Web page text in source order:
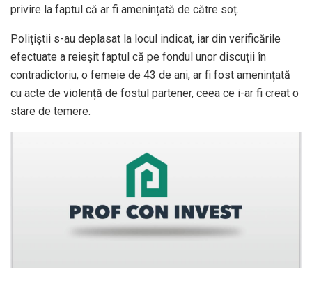
privire la faptul că ar fi amenințată de către soț.
Polițiștii s-au deplasat la locul indicat, iar din verificările
efectuate a reieșit faptul că pe fondul unor discuții în
contradictoriu, o femeie de 43 de ani, ar fi fost amenințată
cu acte de violență de fostul partener, ceea ce i-ar fi creat o
stare de temere.